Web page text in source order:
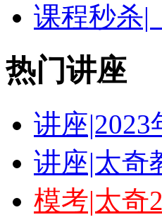
课程秒杀|
热门讲座
讲座
讲座|太奇
模考|太奇